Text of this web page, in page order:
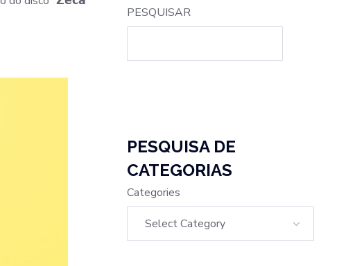
PESQUISAR
PESQUISA DE
CATEGORIAS
Categories